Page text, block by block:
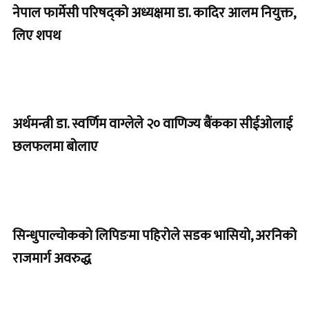
नेपाल फार्मेसी परिषद्को अध्यक्षमा डा. कादिर आलम नियुक्त,
लिए शपथ
अर्थमन्त्री डा. स्वर्णिम वाग्लेले २० वाणिज्य बैंकका सीईओलाई
छलफलमा बोलाए
सिन्धुपाल्चोकको लिपिङमा पहिरोले सडक भासियो, अरनिको
राजमार्ग अवरुद्ध